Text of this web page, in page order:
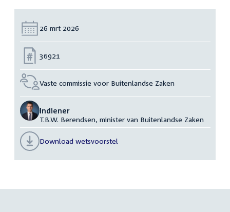
Datum:
26 mrt 2026
Nummer:
36921
Vaste commissie voor Buitenlandse Zaken
Indiener
T.B.W. Berendsen, minister van Buitenlandse Zaken
Download wetsvoorstel